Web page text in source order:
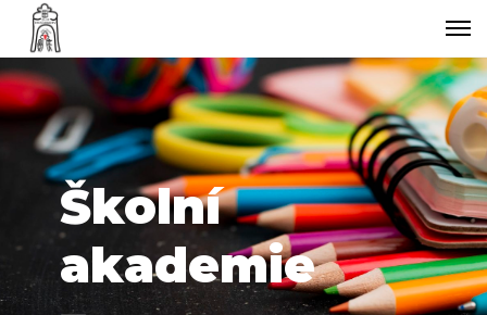
Školní
akademie